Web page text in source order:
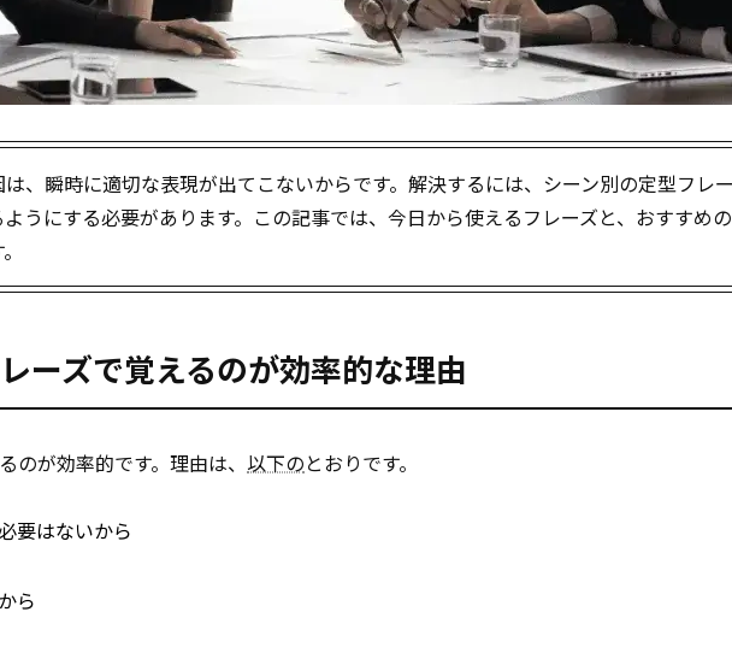
、瞬時に適切な表現が出てこないからです。解決するには、シーン別の定型フレ
うにする必要があります。この記事では、今日から使えるフレーズと、おすすめ
ーズで覚えるのが効率的な理由
のが効率的です。理由は、 以下のとおりです。
要はないから
ら